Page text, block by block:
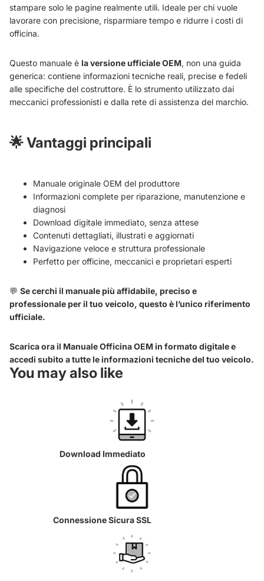
stampare solo le pagine realmente utili. Ideale per chi vuole
lavorare con precisione, risparmiare tempo e ridurre i costi di
officina.
Questo manuale è la versione ufficiale OEM, non una guida
generica: contiene informazioni tecniche reali, precise e fedeli
alle specifiche del costruttore. È lo strumento utilizzato dai
meccanici professionisti e dalla rete di assistenza del marchio.
🌟Vantaggi principali
Manuale originale OEM del produttore
Informazioni complete per riparazione, manutenzione e
diagnosi
Download digitale immediato, senza attese
Contenuti dettagliati, illustrati e aggiornati
Navigazione veloce e struttura professionale
Perfetto per officine, meccanici e proprietari esperti
💬 Se cerchi il manuale più affidabile, preciso e
professionale per il tuo veicolo, questo è l’unico riferimento
ufficiale.
Scarica ora il Manuale Officina OEM in formato digitale e
accedi subito a tutte le informazioni tecniche del tuo veicolo.
You may also like
Download Immediato
Connessione Sicura SSL